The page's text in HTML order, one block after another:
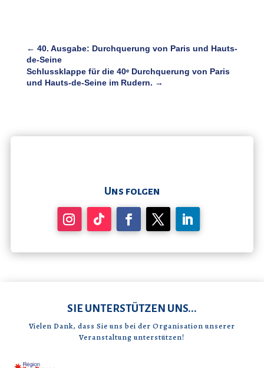
← 40. Ausgabe: Durchquerung von Paris und Hauts-
de-Seine
Schlussklappe für die 40ᵉ Durchquerung von Paris
und Hauts-de-Seine im Rudern. →
Uns folgen
SIE UNTERSTÜTZEN UNS...
Vielen Dank, dass Sie uns bei der Organisation unserer
Veranstaltung unterstützen!